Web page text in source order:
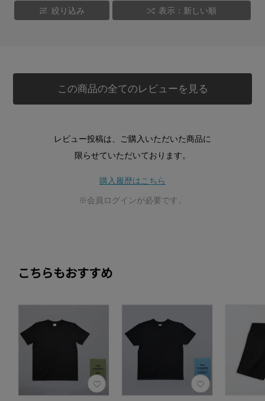
絞り込み 表示：新しい順
この商品の全てのレビューを見る
レビュー投稿は、ご購入いただいた商品に
限らせていただいております。
購入履歴はこちら
※会員ログインが必要です。
こちらもおすすめ